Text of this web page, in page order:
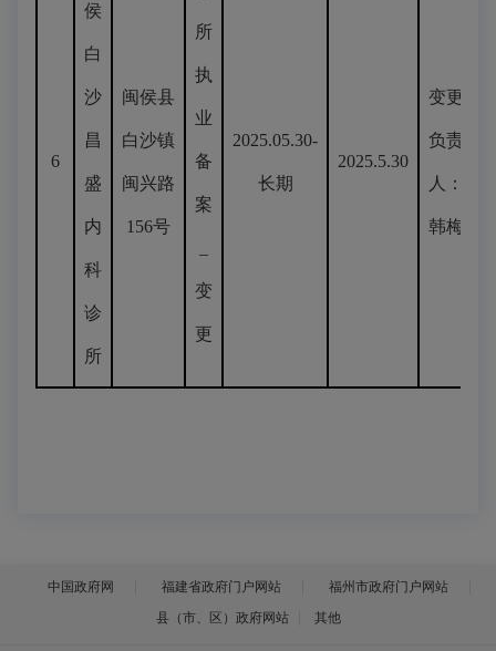
6
侯
白
沙
昌
盛
内
科
诊
所
闽侯县
白沙镇
闽兴路
156号
所
执
业
备
案
变
更
2025.05.30-
长期
2025.5.30
变更
负责
人：
韩梅
中国政府网 福建省政府门户网站
福州市政府门户网站
县（市、区）政府网站
其他